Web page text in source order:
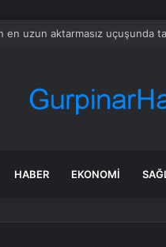
’Astra’ modelinde kritik
HABER EKONOMI